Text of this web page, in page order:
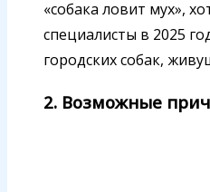
«собака ловит мух»,
специалисты в 2025
городских собак,
2. Возможные